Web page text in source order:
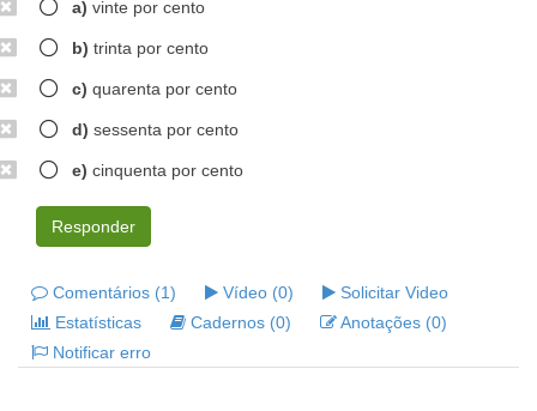
a) vinte por cento
b) trinta por cento
c) quarenta por cento
d) sessenta por cento
e) cinquenta por cento
Responder
Comentários (1) Vídeo (0)
Solicitar Video
Estatísticas
Cadernos (0)
Anotações (0)
Notificar erro